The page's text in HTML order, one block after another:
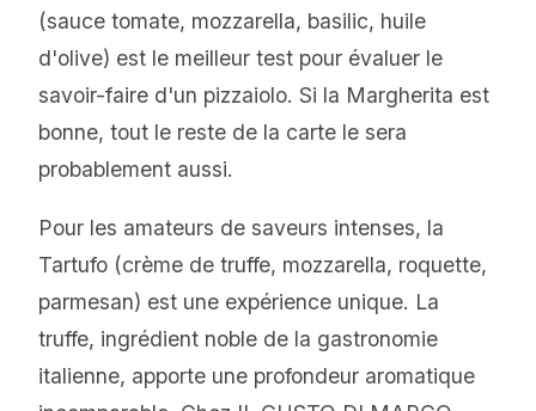
(sauce tomate, mozzarella, basilic, huile
d'olive) est le meilleur test pour évaluer le
savoir-faire d'un pizzaiolo. Si la Margherita est
bonne, tout le reste de la carte le sera
probablement aussi.
Pour les amateurs de saveurs intenses, la
Tartufo (crème de truffe, mozzarella, roquette,
parmesan) est une expérience unique. La
truffe, ingrédient noble de la gastronomie
italienne, apporte une profondeur aromatique